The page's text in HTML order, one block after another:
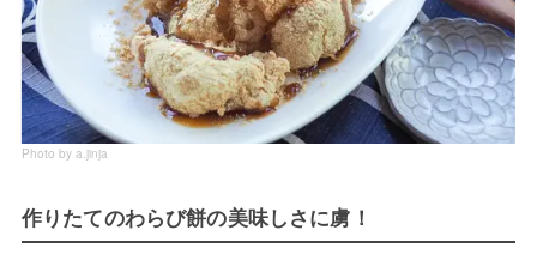
Photo by a.jinja
作りたてのわらび餅の美味しさに虜！